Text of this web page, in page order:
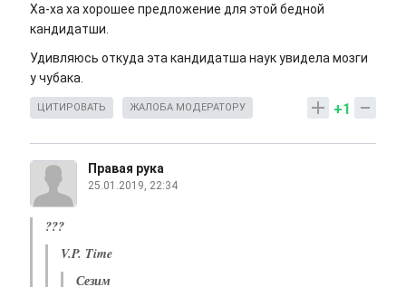
Ха-ха ха хорошее предложение для этой бедной
кандидатши.
Удивляюсь откуда эта кандидатша наук увидела мозги
у чубака.
+1
ЦИТИРОВАТЬ ЖАЛОБА МОДЕРАТОРУ
Правая рука
25.01.2019, 22:34
???
V.P. Time
Сезим